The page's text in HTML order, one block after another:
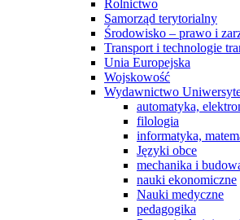
Rolnictwo
Samorząd terytorialny
Środowisko – prawo i
Transport i technologie
Unia Europejska
Wojskowość
Wydawnictwo
automatyka,
filologia
informatyka,
Języki obce
mechanika i
nauki ekonomiczne
Nauki medyczne
pedagogika